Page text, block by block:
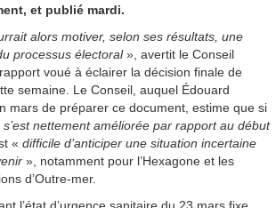
et publié mardi.
alors motiver, selon ses résultats, une
processus électoral», avertit le Conseil
voué à éclairer la décision finale de
semaine. Le Conseil, auquel Édouard
mars de préparer ce document, estime que si
nettement améliorée par rapport au début
« difficile d’anticiper une situation incertaine
», notamment pour l’Hexagone et les
d’Outre-mer.